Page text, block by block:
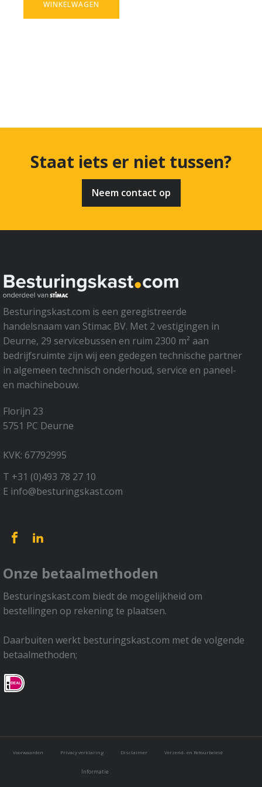
WINKELWAGEN
Staat iets er niet tussen?
Neem contact op
Besturingskast.com is een geregistreerde
handelsnaam van Stimac BV. Met 2 vestigingen in
Deurne, 29 servicebussen en ruim 2300 m² aan
bedrijfsruimte zijn wij een gedegen technische partner
in algemeen technisch onderhoud, service en paneel-
en machinebouw.
Florijn 23
5751 PC Deurne
KVK: 67792995
T +31 (0)493 78 27 10
E info@besturingskast.com
Onze betaalmethoden
Besturingskast.com biedt de mogelijkheid om
bestellingen op rekening te plaatsen.
Daarbuiten werkt besturingskast.com met de volgende
betaalmethoden;
Voorwaarden Privacy verklaring Disclaimer Verzend- en Retourbeleid
Informatie